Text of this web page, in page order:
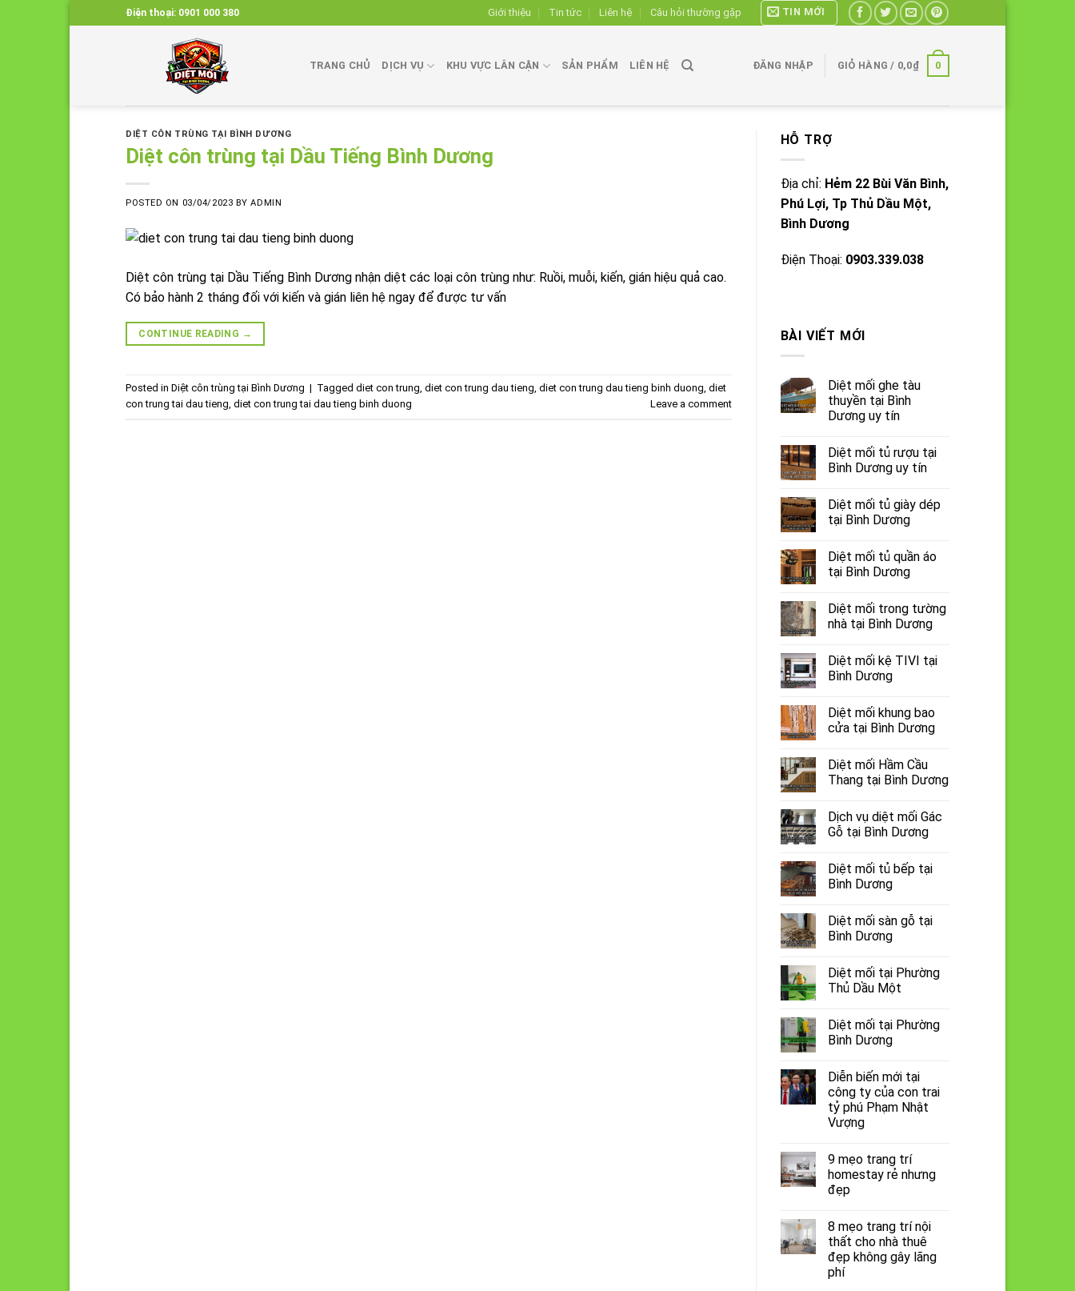
to
Điện thoại: 0901 000 380 Giới thiệu Tin tức Liên hệ Câu hỏi thường gặp TIN MỚI
TRANG CHỦ DỊCH VỤ KHU VỰC LÂN CẬN SẢN PHẨM LIÊN HỆ ĐĂNG NHẬP GIỎ HÀNG / 0,0₫ 0
DIỆT CÔN TRÙNG TẠI BÌNH DƯƠNG
Diệt côn trùng tại Dầu Tiếng Bình Dương
POSTED ON 03/04/2023 BYADMIN
Diệt côn trùng tại Dầu Tiếng Bình Dương nhận diệt các loại côn trùng như: Ruồi, muỗi, kiến, gián hiệu quả cao.
Có bảo hành 2 tháng đối với kiến và gián liên hệ ngay để được tư vấn
CONTINUE READING →
Posted in Diệt côn trùng tại Bình Dương | Tagged diet con trung, diet con trung dau tieng, diet con trung dau tieng binh duong, diet
con trung tai dau tieng, diet con trung tai dau tieng binh duong Leave a comment
HỖ TRỢ
Địa chỉ: Hẻm 22 Bùi Văn Bình,
Phú Lợi, Tp Thủ Dầu Một,
Bình Dương
Điện Thoại: 0903.339.038
BÀI VIẾT MỚI
Diệt mối ghe tàu
thuyền tại Bình
Dương uy tín
Diệt mối tủ rượu tại
Bình Dương uy tín
Diệt mối tủ giày dép
tại Bình Dương
Diệt mối tủ quần áo
tại Bình Dương
Diệt mối trong tường
nhà tại Bình Dương
Diệt mối kệ TIVI tại
Bình Dương
Diệt mối khung bao
cửa tại Bình Dương
Diệt mối Hầm Cầu
Thang tại Bình Dương
Dịch vụ diệt mối Gác
Gỗ tại Bình Dương
Diệt mối tủ bếp tại
Bình Dương
Diệt mối sàn gỗ tại
Bình Dương
Diệt mối tại Phường
Thủ Dầu Một
Diệt mối tại Phường
Bình Dương
Diễn biến mới tại
công ty của con trai
tỷ phú Phạm Nhật
Vượng
9 mẹo trang trí
homestay rẻ nhưng
đẹp
8 mẹo trang trí nội
thất cho nhà thuê
đẹp không gây lãng
phí